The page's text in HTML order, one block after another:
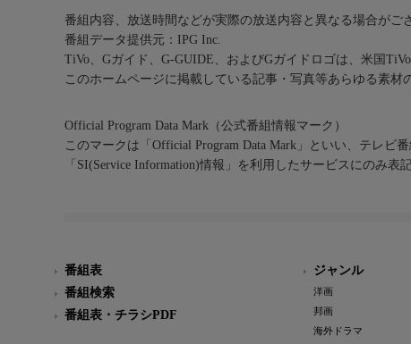
番組内容、放送時間などが実際の放送内容と異なる場合がご
番組データ提供元：IPG Inc.
TiVo、Gガイド、G-GUIDE、およびGガイドロゴは、米国
このホームページに掲載している記事・写真等あらゆる素材
Official Program Data Mark（公式番組情報マーク）
このマークは「Official Program Data Mark」といい、テレビ
「SI(Service Information)情報」を利用したサービスにのみ表
番組表
番組検索
番組表・チラシPDF
ジャンル
洋画
邦画
海外ドラマ